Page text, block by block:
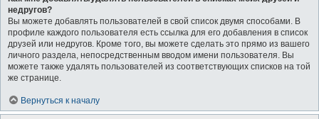
недругов?
Вы можете добавлять пользователей в свой список двумя способами. В
профиле каждого пользователя есть ссылка для его добавления в список
друзей или недругов. Кроме того, вы можете сделать это прямо из вашего
личного раздела, непосредственным вводом имени пользователя. Вы
можете также удалять пользователей из соответствующих списков на той
же странице.
Вернуться к началу